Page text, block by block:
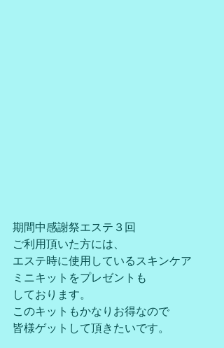
期間中感謝祭エステ３回
ご利用頂いた方には、
エステ時に使用しているスキンケア
ミニキットをプレゼントも
しております。
このキットもかなりお得なので
皆様ゲットして頂きたいです。